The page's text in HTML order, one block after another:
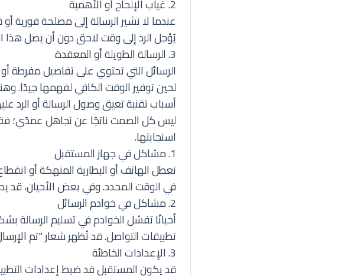
2. غياب الإلحاح أو الأهمية
عندما لا تشير الرسالة إلى مصلحة فورية
يُؤجل الرد إلى وقت لاحق دون أن يصل هذا
3. الرسالة الطويلة أو المعقدة
الرسائل التي تحتوي على تفاصيل مفرطة
لحين توفير الوقت الكافي لفهمها جيدًا.
أسباب تقنية تعيق وصول الرسالة أو الرد
ليس كل الصمت ناتجًا عن تجاهل عمدًي؛
استجابتها.
1. مشاكل في جهاز المستقبل
تعطل الهاتف أو البطارية المنهكة أو
في الوقت المحدد. وفي بعض الأحيان، قد
2. مشاكل في خوادم الرسائل
أحيانًا تفشل الخوادم في تسليم الرسالة
تطبيقات التواصل. قد تُظهر شعار "تم
3. الإعدادات الخاطئة
قد يكون المستقبل قد ضبط إعدادات